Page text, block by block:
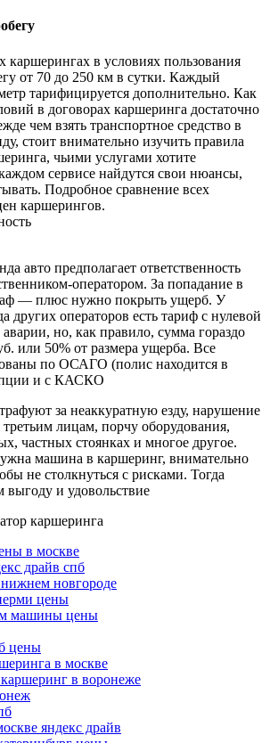
каршерингах в условиях пользования
от 70 до 250 км в сутки. Каждый
тарифицируется дополнительно. Как
в договорах каршеринга достаточно
чем взять транспортное средство в
стоит внимательно изучить правила
чьими услугами хотите
сервисе найдутся свои нюансы,
Подробное сравнение всех
каршерингов.
авто предполагает ответственность
оператором. За попадание в
— плюс нужно покрыть ущерб. У
других операторов есть тариф с нулевой
но, как правило, сумма гораздо
или 50% от размера ущерба. Все
по ОСАГО (полис находится в
и с КАСКО
за неаккуратную езду, нарушение
лицам, порчу оборудования,
частных стоянках и многое другое.
машина в каршеринг, внимательно
не столкнуться с рисками. Тогда
выгоду и удовольствие
каршеринга
в москве
драйв спб
новгороде
цены
машины цены
цены
в москве
каршеринг в воронеже
яндекс драйв